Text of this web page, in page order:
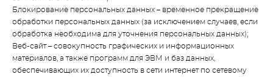
Блокирование персональных данных – временное прекращение
обработки персональных данных (за исключением случаев, если
обработка необходима для уточнения персональных данных);
Веб-сайт – совокупность графических и информационных
материалов, а также программ для ЭВМ и баз данных,
обеспечивающих их доступность в сети интернет по сетевому